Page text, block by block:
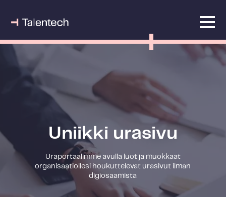
Uniikki urasivu
Uraportaalimme avulla luot ja muokkaat
organisaatiollesi houkuttelevat urasivut ilman
digiosaamista